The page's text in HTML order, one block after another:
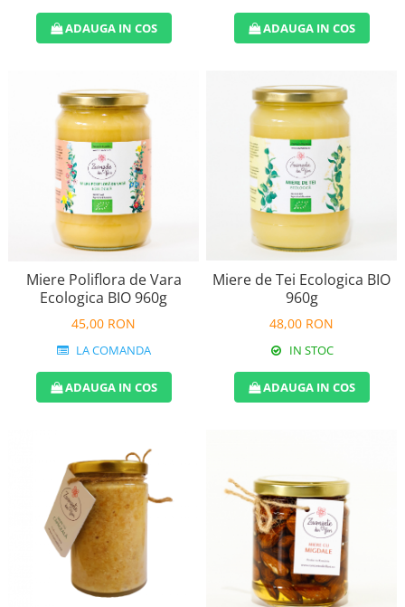
ADAUGA IN COS ADAUGA IN COS
Miere Poliflora de Vara
Ecologica BIO 960g
45,00 RON
LA COMANDA
ADAUGA IN COS
Miere de Tei Ecologica BIO
960g
48,00 RON
IN STOC
ADAUGA IN COS